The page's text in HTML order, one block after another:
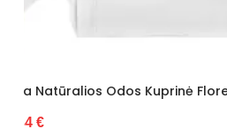
(GG37381)